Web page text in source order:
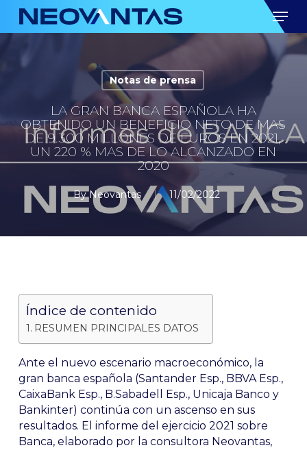
Skip
content
Menu
Notas de prensa
LA GRAN BANCA ESPAÑOLA HA
OBTENIDO UN BENEFICIO NETO DE MAS
DE 9.300 MILLONES DE EUROS EN 2021,
UN 220 % MAS DE LO ALCANZADO EN
2020
By Neovantas 11/02/2022
Índice de contenido
RESUMEN PRINCIPALES DATOS
Ante el nuevo escenario macroeconómico, la
gran banca española (Santander Esp., BBVA Esp.,
CaixaBank Esp., B.Sabadell Esp., Unicaja Banco y
Bankinter) continúa con un ascenso en sus
resultados. El informe del ejercicio 2021 sobre
Banca, elaborado por la consultora Neovantas,